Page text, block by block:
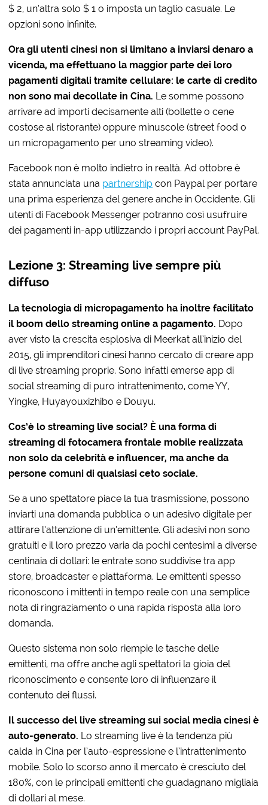
$ 2, un’altra solo $ 1 o imposta un taglio casuale. Le
opzioni sono infinite.
Ora gli utenti cinesi non si limitano a inviarsi denaro a
vicenda, ma effettuano la maggior parte dei loro
pagamenti digitali tramite cellulare: le carte di credito
non sono mai decollate in Cina. Le somme possono
arrivare ad importi decisamente alti (bollette o cene
costose al ristorante) oppure minuscole (street food o
un micropagamento per uno streaming video).
Facebook non è molto indietro in realtà. Ad ottobre è
stata annunciata una partnership con Paypal per portare
una prima esperienza del genere anche in Occidente. Gli
utenti di Facebook Messenger potranno così usufruire
dei pagamenti in-app utilizzando i propri account PayPal.
Lezione 3: Streaming live sempre più
diffuso
La tecnologia di micropagamento ha inoltre facilitato
il boom dello streaming online a pagamento. Dopo
aver visto la crescita esplosiva di Meerkat all’inizio del
2015, gli imprenditori cinesi hanno cercato di creare app
di live streaming proprie. Sono infatti emerse app di
social streaming di puro intrattenimento, come YY,
Yingke, Huyayouxizhibo e Douyu.
Cos’è lo streaming live social? È una forma di
streaming di fotocamera frontale mobile realizzata
non solo da celebrità e influencer, ma anche da
persone comuni di qualsiasi ceto sociale.
Se a uno spettatore piace la tua trasmissione, possono
inviarti una domanda pubblica o un adesivo digitale per
attirare l’attenzione di un’emittente. Gli adesivi non sono
gratuiti e il loro prezzo varia da pochi centesimi a diverse
centinaia di dollari: le entrate sono suddivise tra app
store, broadcaster e piattaforma. Le emittenti spesso
riconoscono i mittenti in tempo reale con una semplice
nota di ringraziamento o una rapida risposta alla loro
domanda.
Questo sistema non solo riempie le tasche delle
emittenti, ma offre anche agli spettatori la gioia del
riconoscimento e consente loro di influenzare il
contenuto dei flussi.
Il successo del live streaming sui social media cinesi è
auto-generato. Lo streaming live è la tendenza più
calda in Cina per l’auto-espressione e l’intrattenimento
mobile. Solo lo scorso anno il mercato è cresciuto del
180%, con le principali emittenti che guadagnano migliaia
di dollari al mese.